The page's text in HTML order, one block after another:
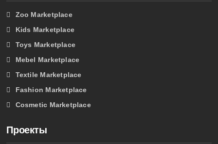
Zoo Marketplace
Kids Marketplace
Toys Marketplace
Mebel Marketplace
Textile Marketplace
Fashion Marketplace
Cosmetic Marketplace
Проекты